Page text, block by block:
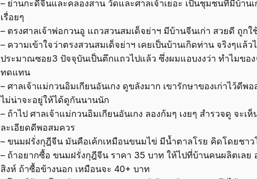
– ย่านกะดีจีนและคลองสาน วัดและศาลเจ้าเยอะ เป็นชุมชนที่มีบ้าน
เรื่อยๆ
– ตรงศาลเจ้าพ่อกวนอู แถวสวนสมเด็จย่าฯ มีบ้านจีนเก่า สวยดี ถูกใ
– ความเข้าใจว่าตรงสวนสมเด็จย่าฯ เคยเป็นบ้านเกิดท่าน จริงๆแล้
ประมาณซอย3 ปัจจุบันเป็นตึกแถวไปแล้ว ซึ่งผมแอบงงว่า ทำไมขอ
ทดแทน
– ศาลเจ้าแม่กวนอิมเกียนอันเกง ดูขลังมาก เขารักษาของเก่าไว้ดีพ
ไม่น่าจะอยู่ให้ได้ดูกันนานนัก
– ถ้าไป ศาลเจ้าแม่กวนอิมเกียนอันเกง ลองก้มๆ เงยๆ สำรวจดู จะเ
ละเอียดดีพอสมควร
– ขนมฝรั่งกุฎีจีน มันคือเค้กเหมือนขนมไข่ มีน้ำตาลโรย คิดโดยชาว
– ถ้าอยากซื้อ ขนมฝรั่งกุฎีจีน ราคา 35 บาท ให้ไปที่บ้านคนผลิตเล
สิงห์ ถ้าซื้อข้างนอก เหมือนจะ 40+ บาท